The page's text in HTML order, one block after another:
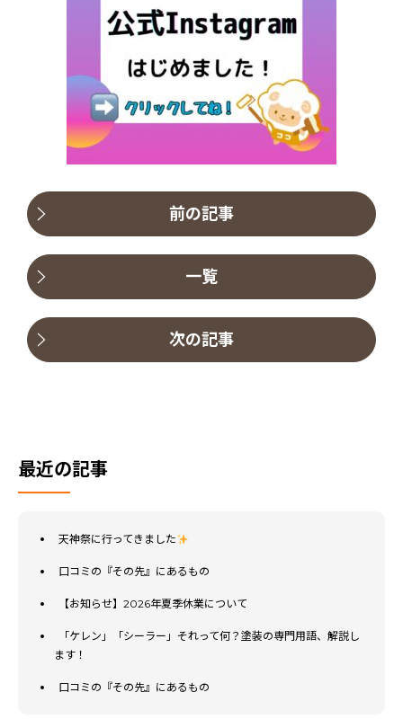
前の記事
一覧
次の記事
最近の記事
天神祭に行ってきました
口コミの『その先』にあるもの
【お知らせ】2026年夏季休業について
「ケレン」「シーラー」それって何？塗装の専門用語、解説し
ます！
口コミの『その先』にあるもの